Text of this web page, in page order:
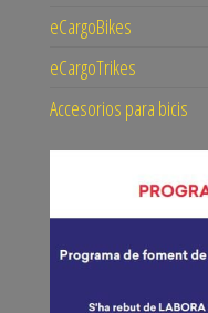
eCargoBikes
eCargoTrikes
Accesorios para bicis